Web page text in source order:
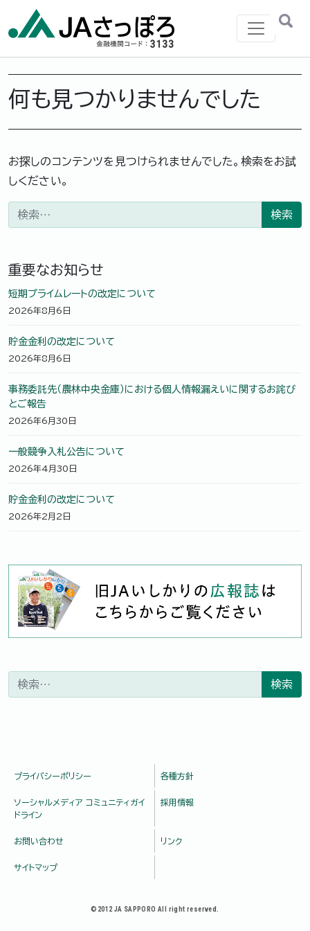
メインナビゲーション
何も見つかりませんでした
お探しのコンテンツを見つけられませんでした。検索をお試
しください。
検索:
重要なお知らせ
短期プライムレートの改定について
2026年8月6日
貯金金利の改定について
2026年8月6日
事務委託先（農林中央金庫）における個人情報漏えいに関するお詫び
とご報告
2026年6月30日
一般競争入札公告について
2026年4月30日
貯金金利の改定について
2026年2月2日
検索:
プライバシーポリシー 各種方針
ソーシャルメディア コミュニティガイ
ドライン
採用情報
お問い合わせ リンク
サイトマップ
©2012 JA SAPPORO All right reserved.